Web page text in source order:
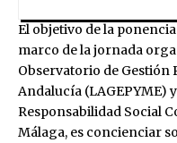
El objetivo de la
marco de la jornada
Observatorio de Gestión
Andalucía (LAGEPYME)
Responsabilidad Social
Málaga, es concienciar